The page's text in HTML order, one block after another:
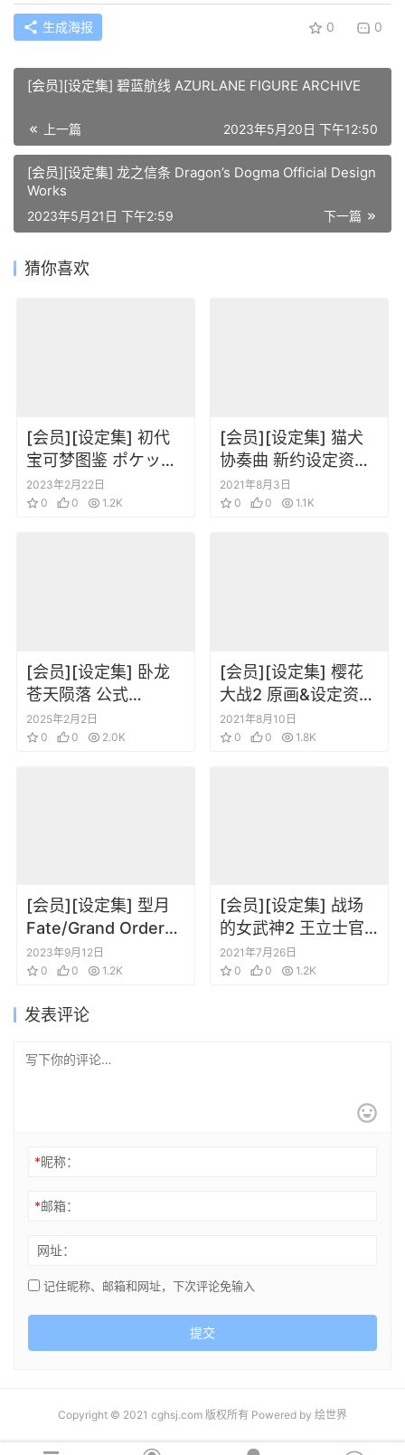
生成海报 0 0
[会员][设定集] 碧蓝航线 AZURLANE FIGURE ARCHIVE
上一篇 2023年5月20日 下午12:50
[会员][设定集] 龙之信条 Dragon’s Dogma Official Design
Works
下一篇
2023年5月21日 下午2:59
猜你喜欢
[会员][设定集] 初代
宝可梦图鉴 ポケット
モンスター図鑑
2023年2月22日
0
0 1.2K
[会员][设定集] 猫犬
协奏曲 新约设定资料
集 Vol.1-3
2021年8月3日
0
0 1.1K
[会员][设定集] 卧龙
苍天陨落 公式
ARTWORKS[DL]
2025年2月2日
0
0 2.0K
[会员][设定集] 樱花
大战2 原画&设定资料
集
2021年8月10日
0
0 1.8K
[会员][设定集] 型月
Fate/Grand Order
Material X
2023年9月12日
0
0 1.2K
[会员][设定集] 战场
的女武神2 王立士官
学校
2021年7月26日
0
0 1.2K
发表评论
*昵称：
*邮箱：
网址：
记住昵称、邮箱和网址，下次评论免输入
提交
Copyright © 2021 cghsj.com 版权所有 Powered by 绘世界